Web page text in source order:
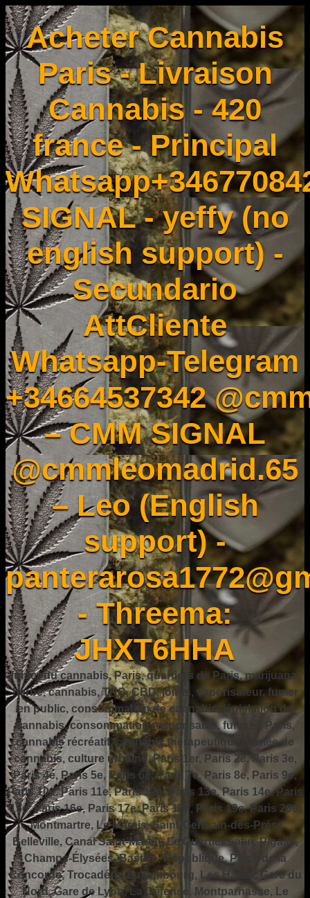
Acheter Cannabis
Paris - Livraison
Cannabis - 420
france - Principal
SIGNAL - yeffy (no
english support) -
Secundario
AttCliente
Whatsapp-Telegram
+34664537342
– CMM SIGNAL
@cmmleomadrid.65
– Leo (English
support) -
- Threema:
JHXT6HHA
fumer du cannabis, Paris, quartiers de Paris, marijuana,
herbe, cannabis, THC, CBD, joints, vaporisateur, fumer
en public, consommation de cannabis, législation du
cannabis, consommation responsable, fumer à Paris,
cannabis récréatif, cannabis thérapeutique, fumée de
cannabis, culture urbaine, Paris 1er, Paris 2e, Paris 3e,
Paris 4e, Paris 5e, Paris 6e, Paris 7e, Paris 8e, Paris 9e,
Paris 10e, Paris 11e, Paris 12e, Paris 13e, Paris 14e, Paris
15e, Paris 16e, Paris 17e, Paris 18e, Paris 19e, Paris 20e,
Montmartre, Le Marais, Saint-Germain-des-Prés,
Belleville, Canal Saint-Martin, Le Quartier Latin, Pigalle,
Champs-Élysées, Bastille, République, Place de la
Concorde, Trocadéro, Luxembourg, Les Halles, Gare du
Nord, Gare de Lyon, La Défense, Montparnasse, Le